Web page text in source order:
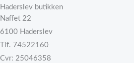
Haderslev butikken
Naffet 22
6100 Haderslev
Tlf. 74522160
Cvr: 25046358